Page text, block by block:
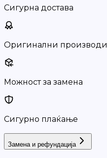
Сигурна достава
Оригинални производи
Можност за замена
Сигурно плаќање
Замена и рефундација